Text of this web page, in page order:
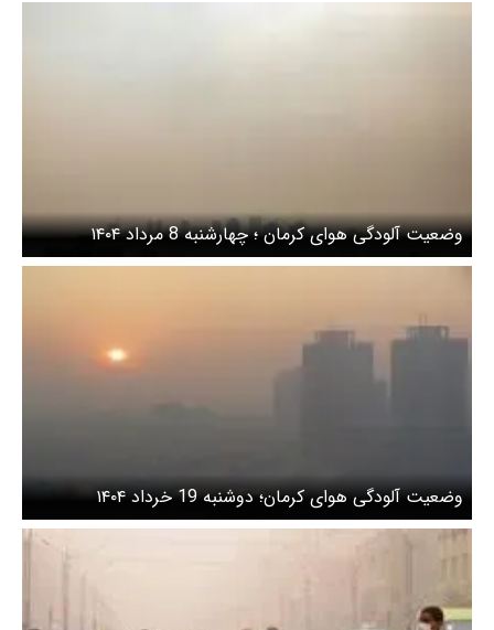
وضعیت آلودگی هوای کرمان ؛ چهارشنبه 8 مرداد ۱۴۰۴
وضعیت آلودگی هوای کرمان؛ دوشنبه 19 خرداد ۱۴۰۴